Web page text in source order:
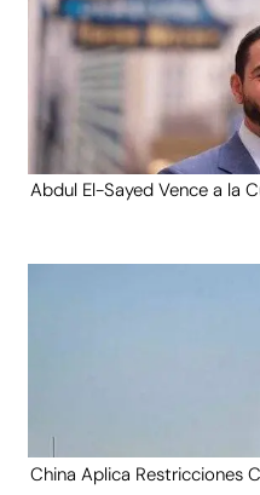
Abdul El-Sayed Vence a la
China Aplica Restricciones